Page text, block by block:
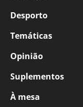
Desporto
Temáticas
Opinião
Suplementos
À mesa